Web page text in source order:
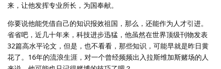
来，让他发挥专业所长，为国奉献。
你要说他能凭借自己的知识报效祖国，那么，还能作为人才引进。
省省吧，近几十年来，科技进步迅猛，他虽然在世界顶级刊物发表
32篇高水平论文，但是，也不看看，那些知识，可能早就是昨日黄
花了。16年的流浪生涯，对一个曾经频频出入拉斯维加斯赌场的人